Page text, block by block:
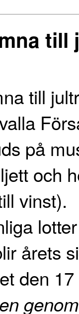
till
till
på
och
vinst).
årets
den
genom